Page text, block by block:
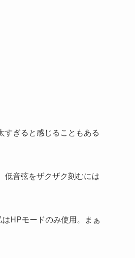
すぎると感じることもある
低音弦をザクザク刻むには
HPモードのみ使用。まぁ